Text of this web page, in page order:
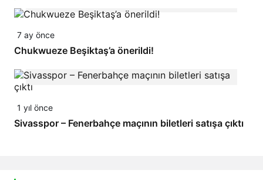
7 ay önce
Chukwueze Beşiktaş’a önerildi!
1 yıl önce
Sivasspor – Fenerbahçe maçının biletleri satışa çıktı